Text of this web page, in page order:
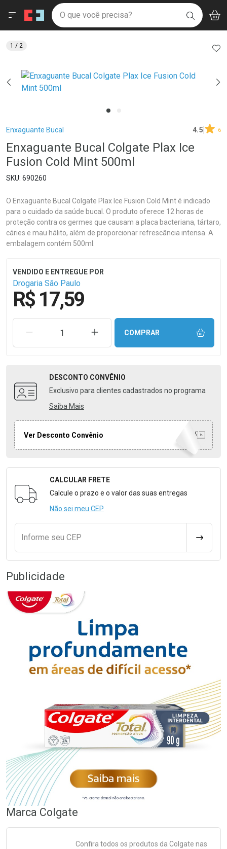
Drogaria São Paulo
Ir direto para a home
pela página
Ir direto para o conteúdo
Ir direto para a busca
Ir direto para a conta
Ir direto para a notificações
Ir direto para o carrinho
Ir direto para o menu
Faça a sua busca
O que você precisa? BUSCAR
Menu
Breadcrumb
Enxaguante Bucal 4.5 6
Enxaguante Bucal Colgate Plax Ice
Fusion Cold Mint 500ml
690260
O Enxaguante Bucal Colgate Plax Ice Fusion Cold Mint é indicado
para o cuidado da saúde bucal. O produto oferece 12 horas de
proteção contra os germes que causam a placa bacteriana, tártaro,
cáries e mau hálito, além de proporcionar refrescância intensa. A
embalagem contém 500ml.
Drogaria São Paulo
R$ 17,59
REMOVER UMA UNIDADEAUMENTAR UMA UNIDADE
COMPRAR
DESCONTO CONVÊNIO
Exclusivo para clientes cadastrados no programa
Saiba Mais
Ver Desconto Convênio
Formulário para Calcular o Frete
CALCULAR FRETE
Calcule o prazo e o valor das suas entregas
Não sei meu CEP
Informe seu CEP
1 / 2
Publicidade
Marca Colgate
Confira todos os produtos da Colgate nas